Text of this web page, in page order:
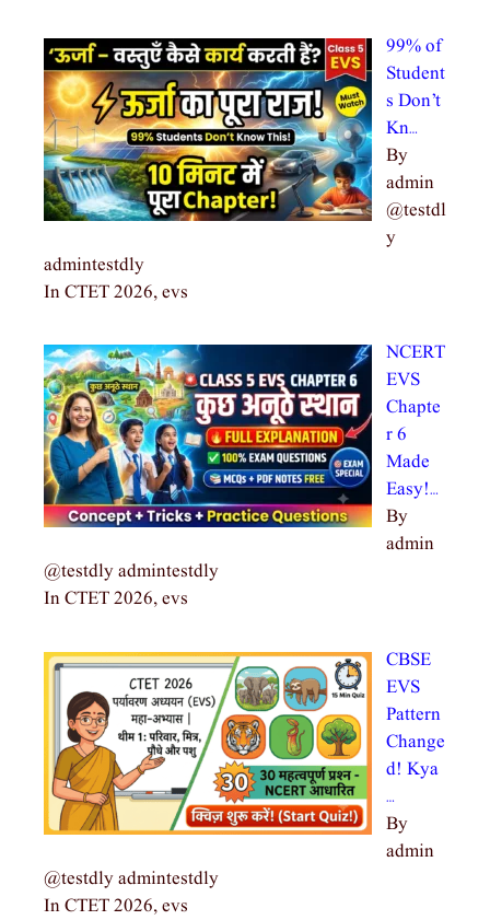
99% of
Student
s Don’t
Kn…
By
admin
@testdl
y
admintestdly
In CTET 2026, evs
NCERT
EVS
Chapte
r 6
Made
Easy!…
By
admin
@testdly admintestdly
In CTET 2026, evs
CBSE
EVS
Pattern
Change
d! Kya
…
By
admin
@testdly admintestdly
In CTET 2026, evs